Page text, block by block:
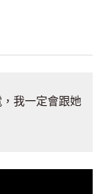
我一定會跟她